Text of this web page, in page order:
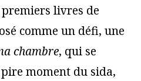
livres de
comme un défi, une
chambre, qui se
moment du sida,